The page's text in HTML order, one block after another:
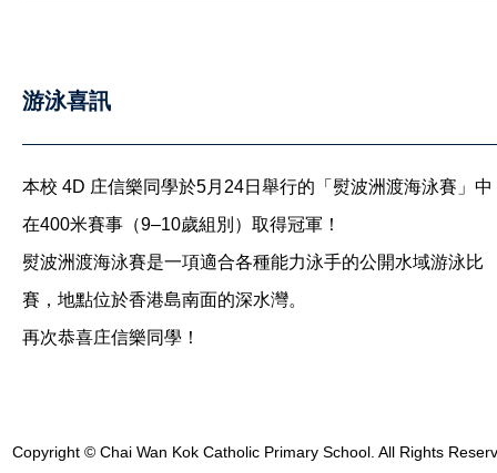
游泳喜訊
本校 4D 庄信樂同學於5月24日舉行的「熨波洲渡海泳賽」中
在400米賽事（9–10歲組別）取得冠軍！
熨波洲渡海泳賽是一項適合各種能力泳手的公開水域游泳比
賽，地點位於香港島南面的深水灣。
再次恭喜庄信樂同學！
Copyright © Chai Wan Kok Catholic Primary School. All Rights